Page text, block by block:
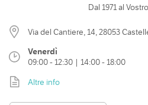
Dal 1971 al
Via del Cantiere, 14, 28053
Venerdì
09:00 - 12:30 | 14:00 - 18:00
Altre info